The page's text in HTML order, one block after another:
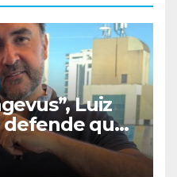
Luiz
que
uma nova
a vida